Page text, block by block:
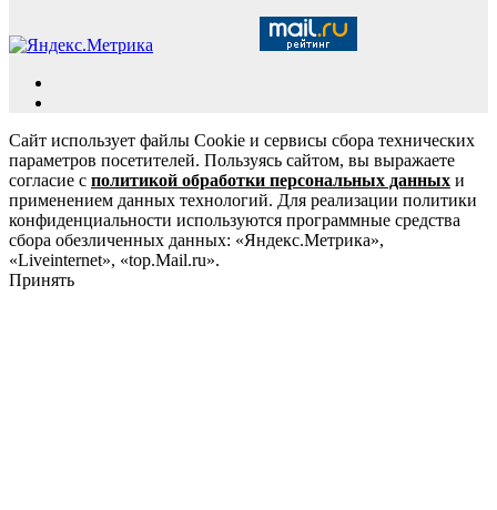
Сайт использует файлы Cookie и сервисы сбора технических
параметров посетителей. Пользуясь сайтом, вы выражаете
согласие с политикой обработки персональных данных и
применением данных технологий. Для реализации политики
конфиденциальности используются программные средства
сбора обезличенных данных: «Яндекс.Метрика»,
«Liveinternet», «top.Mail.ru».
Принять